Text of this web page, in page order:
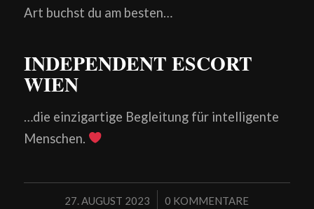
Art buchst du am besten…
INDEPENDENT ESCORT
WIEN
…die einzigartige Begleitung für intelligente
Menschen.
27. AUGUST 2023
/ 0 KOMMENTARE